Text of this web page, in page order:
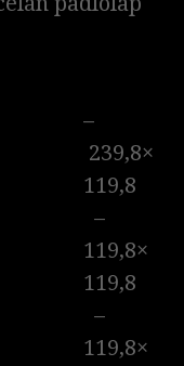
–
239,8×
119,8
–
119,8×
119,8
–
119,8×